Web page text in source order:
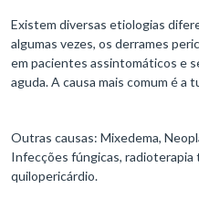
Existem diversas etiologias
algumas vezes, os derrames
em pacientes assintomáticos e
aguda. A causa mais comum é a
Outras causas: Mixedema,
Infecções fúngicas,
quilopericárdio.